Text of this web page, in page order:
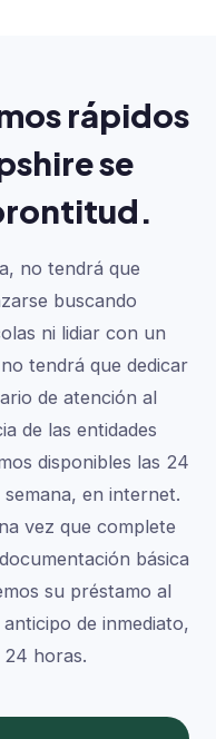
rápidos
se
no tendrá que
buscando
ni lidiar con un
tendrá que dedicar
de atención al
de las entidades
disponibles las 24
en internet.
vez que complete
básica
su préstamo al
de inmediato,
horas.